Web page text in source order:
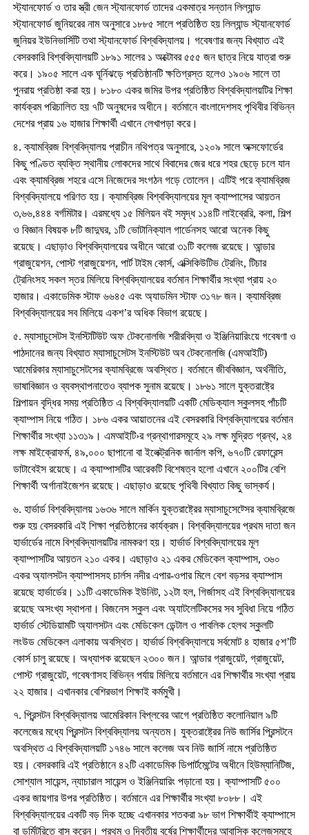
স্ট্যানফোর্ড ও তার স্ত্রী জেন স্ট্যানফোর্ড তাদের একমাত্র সন্তান লিল্যান্ড
স্ট্যানফোর্ড জুনিয়রের নাম অনুসারে ১৮৮৫ সালে প্রতিষ্ঠিত হয় লিল্যান্ড স্ট্যানফোর্ড
জুনিয়র ইউনিভার্সিটি তথা স্ট্যানফোর্ড বিশ্ববিদ্যালয়। গবেষণার জন্য বিখ্যাত এই
বেসরকারি বিশ্ববিদ্যালয়টি ১৮৯১ সালের ১ অক্টোবর ৫৫৫ জন ছাত্র নিয়ে যাত্রা শুরু
করে। ১৯০৫ সালে এক ঘূর্নিঝড়ে প্রতিষ্ঠানটি ক্ষতিগ্রস্ত হলেও ১৯০৬ সালে তা
পুনরায় প্রতিষ্ঠা করা হয়। ৮১৮০ একর জমির উপর প্রতিষ্ঠিত বিশ্ববিদ্যালয়টির শিক্ষা
কার্যক্রম পরিচালিত হয় ৭টি অনুষদের অধীনে। বর্তমানে বাংলাদেশসহ পৃথিবীর বিভিন্ন
দেশের প্রায় ১৬ হাজার শিক্ষার্থী এখানে লেখাপড়া করে।
৪. ক্যামব্রিজ বিশ্ববিদ্যালয় প্রাচীন নথিপত্র অনুসারে, ১২০৯ সালে অক্সফোর্ডের
কিছু পণ্ডিত ব্যক্তি স্থানীয় লোকদের সাথে বিবাদের জের ধরে শহর ছেড়ে চলে যান
এবং ক্যামব্রিজ শহরে এসে নিজেদের সংগঠন গড়ে তোলেন। এটিই পরে ক্যামব্রিজ
বিশ্ববিদ্যালয়ে পরিণত হয়। ক্যামব্রিজ বিশ্ববিদ্যালয়ের মূল ক্যাম্পাসের আয়তন
৩,৬৬,৪৪৪ বর্গমিটার। এরমধ্যে ১৫ মিলিয়ন বই সমৃদ্ধ ১১৪টি লাইব্রেরি, কলা, শিল্প
ও বিজ্ঞান বিষয়ক ৮টি জাদুঘর, ১টি ভোটানিক্যাল গার্ডেনসহ আরো অনেক কিছু
রয়েছে। এছাড়াও বিশ্ববিদ্যালয়ের অধীনে আরো ৩১টি কলেজ রয়েছে। আন্ডার
গ্রাজুয়েশন, পোস্ট গ্রাজুয়েশন, পার্ট টাইম কোর্স, এক্সিকিউটিভ ট্রেনিং, টিচার
ট্রেনিংসহ সকল স্তর মিলিয়ে বিশ্ববিদ্যালয়ের বর্তমান শিক্ষার্থীর সংখ্যা প্রায় ২০
হাজার। একাডেমিক স্টাফ ৬৬৪৫ এবং অ্যাডমিন স্টাফ ৩১৭৮ জন। ক্যামব্রিজ
বিশ্ববিদ্যালয়ের সব মিলিয়ে একশ’র অধিক বিভাগ রয়েছে।
৫. ম্যাসাচুসেটস ইনস্টিটিউট অফ টেকনোলজি শরীরবিদ্যা ও ইঞ্জিনিয়ারিংয়ে গবেষণা ও
পাঠদানের জন্য বিখ্যাত ম্যাসাচুসেটস ইনস্টিউট অব টেকনোলজি (এমআইটি)
আমেরিকার ম্যাসাচুসেটসের ক্যামব্রিজে অবস্থিত। বর্তমানে জীববিজ্ঞান, অর্থনীতি,
ভাষাবিজ্ঞান ও ব্যবস্থাপনাতেও ব্যাপক সুনাম রয়েছে। ১৮৬১ সালে যুক্তরাষ্ট্রে
শিল্পায়ন বৃদ্ধির সময় প্রতিষ্ঠিত এ বিশ্ববিদ্যালয়টি একটি মেডিক্যাল স্কুলসহ পাঁচটি
ক্যাম্পাস নিয়ে গঠিত। ১৮৬ একর আয়াতনের এই বেসরকারি বিশ্ববিদ্যালয়ের বর্তমান
শিক্ষার্থীর সংখ্যা ১১৩১৯। এমআইটি›র গ্রন্থাগারসমূহে ২৯ লক্ষ মুদ্রিত গ্রন্থ, ২৪
লক্ষ মাইক্রোফর্ম, ৪৯,০০০ ছাপানো বা ইলেক্ট্রনিক জার্নাল কপি, ৬৭০টি রেফারেন্স
ডাটাবেইস রয়েছে। এ ক্যাম্পাসটির আরেকটি বিশেষত্ব হলো এখানে ২০০টির বেশি
শিক্ষার্থী অর্গানাইজেশন রয়েছে। এছাড়াও রয়েছে পৃথিবী বিখ্যাত কিছু ভাস্কর্য।
৬. হার্ভার্ড বিশ্ববিদ্যালয় ১৬৩৬ সালে মার্কিন যুক্তরাষ্ট্রের ম্যাসাচুসেট্সের ক্যামব্রিজে
শুরু হয় বেসরকারি এই শিক্ষা প্রতিষ্ঠানের কার্যক্রম। বিশ্ববিদ্যালয়ের প্রথম দাতা জন
হার্ভার্ডের নামে বিশ্ববিদ্যালয়টির নামকরণ হয়। হার্ভার্ড বিশ্ববিদ্যালয়ের মূল
ক্যাম্পাসটির আয়তন ২১০ একর। এছাড়াও ২১ একর মেডিকেল ক্যাম্পাস, ৩৬০
একর অ্যালসটন ক্যাম্পাসসহ চার্লস নদীর এপার-ওপার মিলে বেশ বড়সর ক্যাম্পাস
রয়েছে হার্ভার্ডের। ১১টি একাডেমিক ইউনিট, ১২টা হল, গির্জাসহ এই বিশ্ববিদ্যালয়ের
রয়েছে অসংখ্য স্থাপনা। বিজনেস স্কুল এবং অ্যাটলেটিকসের সব সুবিধা নিয়ে গঠিত
হার্ভার্ড স্টেডিয়ামটি অ্যালসটন এবং মেডিকেল ডেন্টাল ও পাবলিক হেলথ স্কুলটি
লংউড মেডিকেল এলাকায় অবস্থিত। হার্ভার্ড বিশ্ববিদ্যালয়ে সর্বমোট ৪ হাজার ৫শ’টি
কোর্স চালু রয়েছে। অধ্যাপক রয়েছেন ২৩০০ জন। আন্ডার গ্রাজুয়েট, গ্রাজুয়েট,
পোস্ট গ্রাজুয়েট, গবেষণাসহ বিভিন্ন পর্যায় মিলিয়ে বর্তমানে এর শিক্ষার্থীর সংখ্যা প্রায়
২২ হাজার। এখানকার বেশিরভাগ শিক্ষাই কর্মমুখী।
৭. প্রিন্সটন বিশ্ববিদ্যালয় আমেরিকান বিপ্লবের আগে প্রতিষ্ঠিত কলোনিয়াল ৯টি
কলেজের মধ্যে প্রিন্সটন বিশ্ববিদ্যালয় অন্যতম। যুক্তরাষ্ট্রের নিউ জার্সির প্রিন্সটনে
অবস্থিত এ বিশ্ববিদ্যালয়টি ১৭৪৬ সালে কলেজ অব নিউ জার্সি নামে প্রতিষ্ঠিত
হয়। বেসরকারি এই প্রতিষ্ঠানে ৪২টি একাডেমিক ডিপার্টমেন্টের অধীনে হিউম্যানিটিজ,
সোশ্যাল সায়েন্স, ন্যাচারাল সায়েন্স ও ইঞ্জিনিয়ারিং পড়ানো হয়। ক্যাম্পাসটি ৫০০
একর জায়গার উপর প্রতিষ্ঠিত। বর্তমানে এর শিক্ষার্থীর সংখ্যা ৮০৮৮। এই
বিশ্ববিদ্যালয়ের একটি বড় দিক হচ্ছে এখানকার শতকরা ৯৮ ভাগ শিক্ষার্থীই ক্যাম্পাসে
বা ডর্মিটরিতে বাস করেন। প্রথম ও দ্বিতীয় বর্ষের শিক্ষার্থীদের আবাসিক কলেজসমূহে